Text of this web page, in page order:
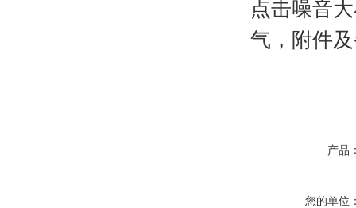
点击噪音
气，附件
产品
您的单位